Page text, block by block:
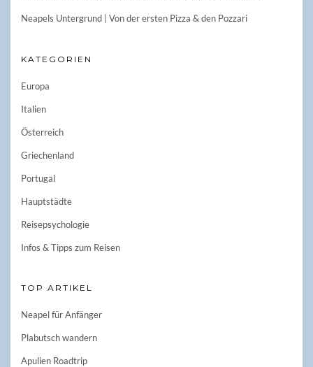
Neapels Untergrund | Von der ersten Pizza & den Pozzari
KATEGORIEN
Europa
Italien
Österreich
Griechenland
Portugal
Hauptstädte
Reisepsychologie
Infos & Tipps zum Reisen
TOP ARTIKEL
Neapel für Anfänger
Plabutsch wandern
Apulien Roadtrip